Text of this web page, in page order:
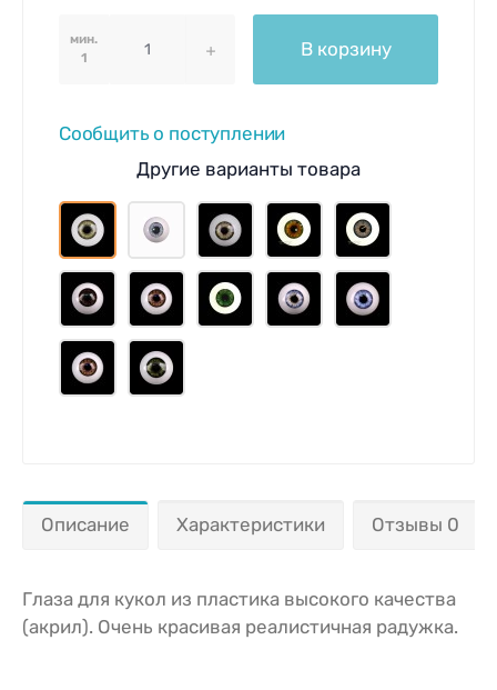
мин.
1
В корзину
Сообщить о поступлении
Другие варианты товара
Описание Характеристики Отзывы 0
Глаза для кукол из пластика высокого качества
(акрил). Очень красивая реалистичная радужка.